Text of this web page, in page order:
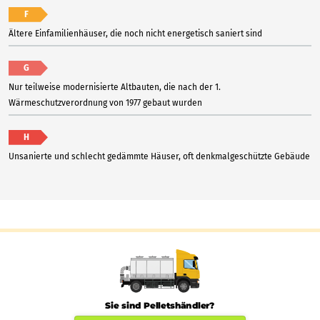
F
Ältere Einfamilienhäuser, die noch nicht energetisch saniert sind
G
Nur teilweise modernisierte Altbauten, die nach der 1.
Wärmeschutzverordnung von 1977 gebaut wurden
H
Unsanierte und schlecht gedämmte Häuser, oft denkmalgeschützte Gebäude
Sie sind Pelletshändler?